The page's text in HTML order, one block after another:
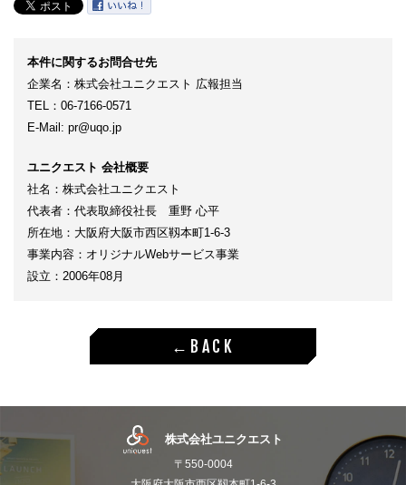
本件に関するお問合せ先
企業名：株式会社ユニクエスト 広報担当
TEL：06-7166-0571
E-Mail: pr@uqo.jp
ユニクエスト 会社概要
社名：株式会社ユニクエスト
代表者：代表取締役社長 重野 心平
所在地：大阪府大阪市西区靱本町1-6-3
事業内容：オリジナルWebサービス事業
設立：2006年08月
←BACK
株式会社ユニクエスト
〒550-0004